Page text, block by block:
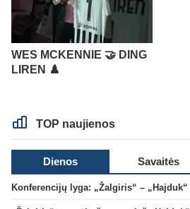
WES MCKENNIE 🤝 DING
LIREN ♟️
TOP naujienos
Dienos Savaitės